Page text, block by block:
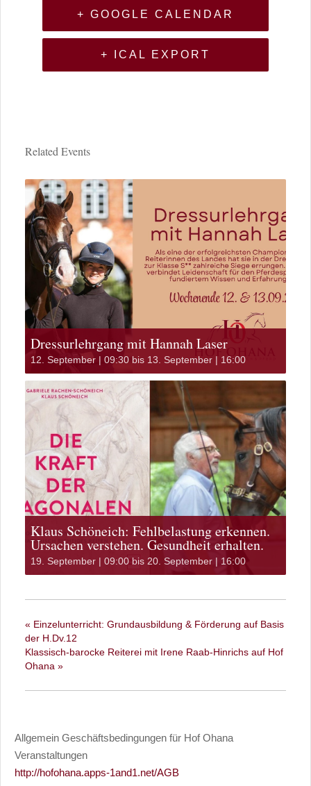
+ GOOGLE CALENDAR
+ ICAL EXPORT
Related Events
Dressurlehrgang mit Hannah Laser
12. September | 09:30 bis 13. September | 16:00
Klaus Schöneich: Fehlbelastung erkennen.
Ursachen verstehen. Gesundheit erhalten.
19. September | 09:00 bis 20. September | 16:00
« Einzelunterricht: Grundausbildung & Förderung auf Basis
der H.Dv.12
Klassisch-barocke Reiterei mit Irene Raab-Hinrichs auf Hof
Ohana »
Allgemein Geschäftsbedingungen für Hof Ohana
Veranstaltungen
http://hofohana.apps-1and1.net/AGB